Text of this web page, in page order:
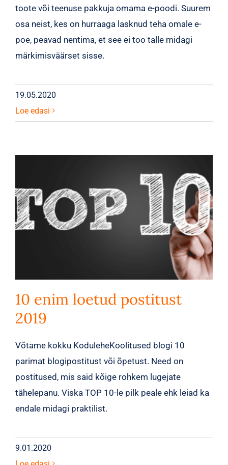
toote või teenuse pakkuja omama e-poodi. Suurem
osa neist, kes on hurraaga lasknud teha omale e-
poe, peavad nentima, et see ei too talle midagi
märkimisväärset sisse.
19.05.2020
Loe edasi
10 enim loetud postitust
2019
Võtame kokku KoduleheKoolitused blogi 10
parimat blogipostitust või õpetust. Need on
postitused, mis said kõige rohkem lugejate
tähelepanu. Viska TOP 10-le pilk peale ehk leiad ka
endale midagi praktilist.
9.01.2020